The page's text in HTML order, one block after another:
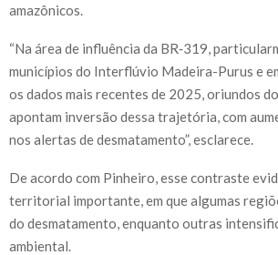
amazônicos.
“Na área de influência da BR‑319,
municípios do Interflúvio Madeira-Purus e
os dados mais recentes de 2025, oriundos
apontam inversão dessa trajetória, com
nos alertas de desmatamento”, esclarece.
De acordo com Pinheiro, esse contraste
territorial importante, em que algumas
do desmatamento, enquanto outras
ambiental.